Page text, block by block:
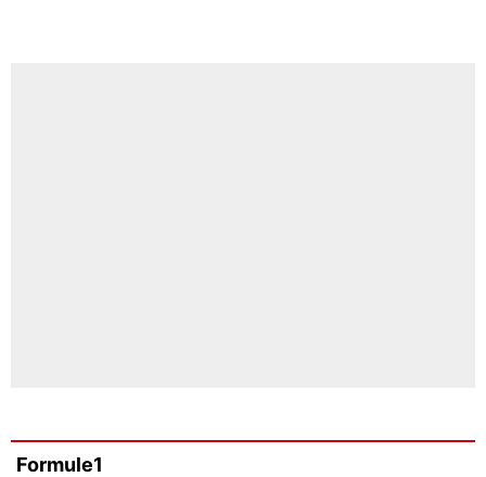
Formule1